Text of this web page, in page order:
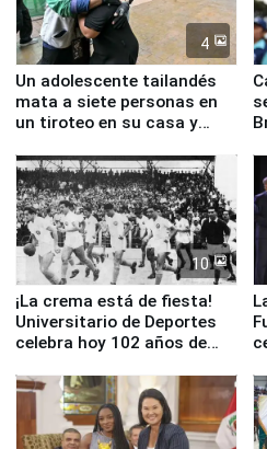
4
Un adolescente tailandés
mata a siete personas en
un tiroteo en su casa y
10
¡La crema está de fiesta!
Universitario de Deportes
celebra hoy 102 años de